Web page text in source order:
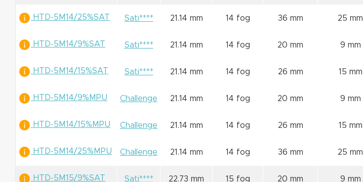
HTD-5M14/25%SAT Sati**** 21.14 mm 14 fog 36 mm 25 mm
HTD-5M14/9%SAT Sati**** 21.14 mm 14 fog 20 mm 9 mm
HTD-5M14/15%SAT Sati**** 21.14 mm 14 fog 26 mm 15 mm
HTD-5M14/9%MPU Challenge 21.14 mm 14 fog 20 mm 9 mm
HTD-5M14/15%MPU Challenge 21.14 mm 14 fog 26 mm 15 mm
HTD-5M14/25%MPU Challenge 21.14 mm 14 fog 36 mm 25 mm
HTD-5M15/9%SAT Sati**** 22.73 mm 15 fog 20 mm 9 mm